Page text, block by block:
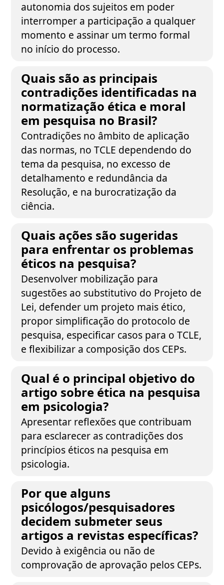
autonomia dos sujeitos em poder
interromper a participação a qualquer
momento e assinar um termo formal
no início do processo.
Quais são as principais
contradições identificadas na
normatização ética e moral
em pesquisa no Brasil?
Contradições no âmbito de aplicação
das normas, no TCLE dependendo do
tema da pesquisa, no excesso de
detalhamento e redundância da
Resolução, e na burocratização da
ciência.
Quais ações são sugeridas
para enfrentar os problemas
éticos na pesquisa?
Desenvolver mobilização para
sugestões ao substitutivo do Projeto de
Lei, defender um projeto mais ético,
propor simplificação do protocolo de
pesquisa, especificar casos para o TCLE,
e flexibilizar a composição dos CEPs.
Qual é o principal objetivo do
artigo sobre ética na pesquisa
em psicologia?
Apresentar reflexões que contribuam
para esclarecer as contradições dos
princípios éticos na pesquisa em
psicologia.
Por que alguns
psicólogos/pesquisadores
decidem submeter seus
artigos a revistas específicas?
Devido à exigência ou não de
comprovação de aprovação pelos CEPs.